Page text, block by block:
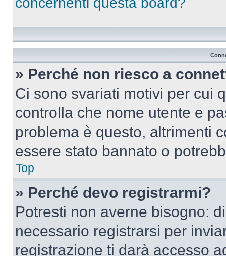
» Perché non riesco a
Ci sono svariati motivi per cui
controlla che nome utente e
problema è questo, altrimenti
essere stato bannato o
Top
» Perché devo registrarmi?
Potresti non averne bisogno:
necessario registrarsi per
registrazione ti darà accesso